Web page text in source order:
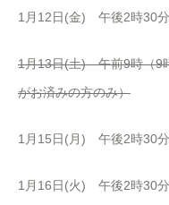
1月12日(金) 午後2時30分
1月13日(土) 午前9時（9
がお済みの方のみ）
1月15日(月) 午後2時30分
1月16日(火) 午後2時30分